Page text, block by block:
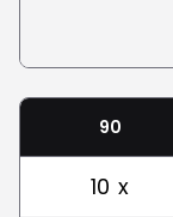
90
10 x